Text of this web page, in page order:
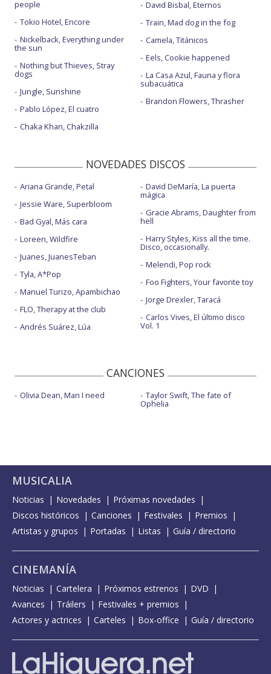
people
Tokio Hotel, Encore
Nickelback, Everything under
the sun
Nothing but Thieves, Stray
dogs
Jungle, Sunshine
Pablo López, El cuatro
Chaka Khan, Chakzilla
David Bisbal, Eternos
Train, Mad dog in the fog
Camela, Titánicos
Eels, Cookie happened
La Casa Azul, Fauna y flora
subacuática
Brandon Flowers, Thrasher
NOVEDADES DISCOS
Ariana Grande, Petal
Jessie Ware, Superbloom
Bad Gyal, Más cara
Loreen, Wildfire
Juanes, JuanesTeban
Tyla, A*Pop
Manuel Turizo, Apambichao
FLO, Therapy at the club
Andrés Suárez, Lúa
David DeMaría, La puerta
mágica
Gracie Abrams, Daughter from
hell
Harry Styles, Kiss all the time.
Disco, occasionally.
Melendi, Pop rock
Foo Fighters, Your favorite toy
Jorge Drexler, Taracá
Carlos Vives, El último disco
Vol. 1
CANCIONES
Olivia Dean, Man I need Taylor Swift, The fate of
Ophelia
MUSICALIA
Noticias Novedades
Próximas novedades
Discos históricos
Canciones Festivales
Premios
Artistas y grupos
Portadas Listas Guía / directorio
CINEMANÍA
Noticias Cartelera Próximos estrenos
DVD
Avances
Tráilers
Festivales + premios
Actores y actrices
Carteles Box-office Guía / directorio